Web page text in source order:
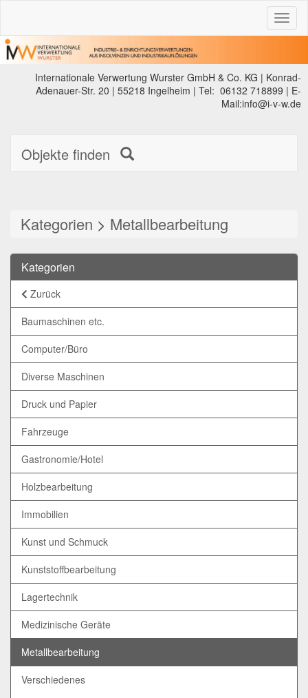
Internationale Verwertung Wurster GmbH & Co. KG | Konrad-
Adenauer-Str. 20 | 55218 Ingelheim | Tel: 06132 718899 | E-
Mail:info@i-v-w.de
Objekte finden
Kategorien > Metallbearbeitung
Kategorien
Zurück
Baumaschinen etc.
Computer/Büro
Diverse Maschinen
Druck und Papier
Fahrzeuge
Gastronomie/Hotel
Holzbearbeitung
Immobilien
Kunst und Schmuck
Kunststoffbearbeitung
Lagertechnik
Medizinische Geräte
Metallbearbeitung
Verschiedenes